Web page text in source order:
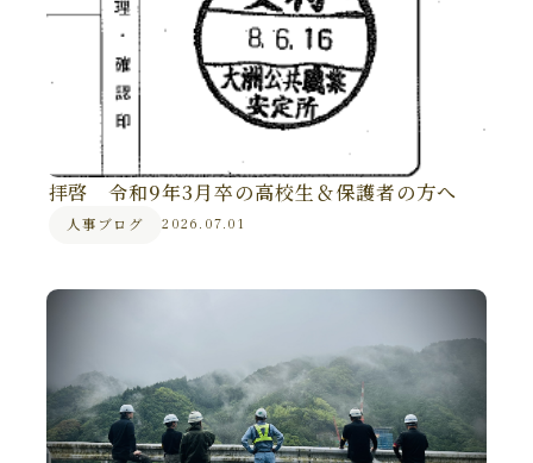
拝啓 令和9年3月卒の高校生＆保護者の方へ
人事ブログ 2026.07.01